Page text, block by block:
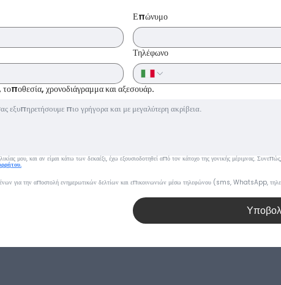
Επώνυμο
Τηλέφωνο
τοποθεσία, χρονοδιάγραμμα και αξεσουάρ.
μου, και αν είμαι κάτω των δεκαέξι, έχω εξουσιοδοτηθεί από τον κάτοχο της γονικής μέριμνας.
για την αποστολή ενημερωτικών δελτίων και επικοινωνιών μέσω τηλεφώνου (sms, WhatsApp,